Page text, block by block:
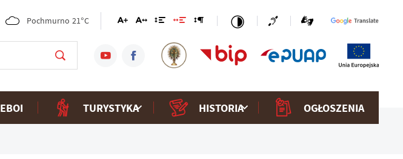
Pochmurno 21°C
EBOI TURYSTYKA HISTORIA OGŁOSZENIA